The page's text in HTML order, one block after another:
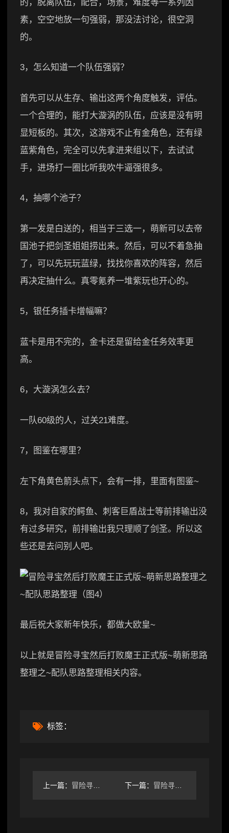
的，脱离队伍，配合，场景，难度等一系列因
素，空空地放一句强弱，那没法讨论，很空洞
的。
3，怎么知道一个队伍强弱？
首先可以从生存、输出这两个角度触发，评估。
一个合理的，能打大漩涡的队伍，应该是没有明
显短板的。其次，这游戏不止有金角色，还有绿
蓝紫角色，完全可以先拿进来组以下，去试试
手，进场打一圈比听我吹牛逼强很多。
4，抽哪个池子？
第一发是白送的，相当于三选一，萌新可以去帝
国池子把剑圣姐姐捞出来。然后，可以不着急抽
了，可以先玩玩蓝绿，找找你喜欢的阵容，然后
再决定抽什么。真零氪养一堆紫玩也开心的。
5，银任务插卡增幅嘛？
蓝卡是用不完的，金卡还是留给金任务效率更
高。
6，大漩涡怎么去？
一队60级的人，过关21难度。
7，图鉴在哪里？
左下角黄色箭头点下，会有一排，里面有图鉴~
8，我对自家的鳄鱼、刺客巨盾战士等前排输出没
有过多研究，前排输出我只理顺了剑圣。所以这
些还是去问别人吧。
最后祝大家新年快乐，都做大欧皇~
以上就是冒险寻宝然后打败魔王正式版~萌新思路
整理之~配队思路整理相关内容。
标签：
上一篇： 冒险寻宝然后打败魔王降低追求时，装备词条优先级选择（直接黑图 下一篇： 冒险寻宝然后打败魔王装备属性和改造